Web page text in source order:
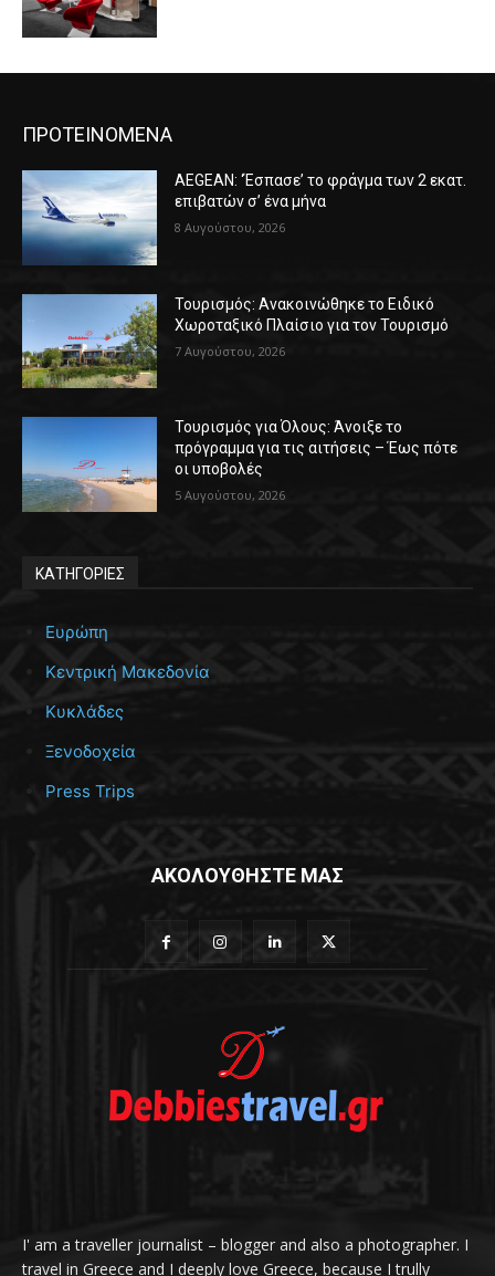
ΠΡΟΤΕΙΝΟΜΕΝΑ
AEGEAN: ‘Έσπασε’ το φράγμα των 2 εκατ.
επιβατών σ’ ένα μήνα
8 Αυγούστου, 2026
Τουρισμός: Ανακοινώθηκε το Ειδικό
Χωροταξικό Πλαίσιο για τον Τουρισμό
7 Αυγούστου, 2026
Τουρισμός για Όλους: Άνοιξε το
πρόγραμμα για τις αιτήσεις – Έως πότε
οι υποβολές
5 Αυγούστου, 2026
ΚΑΤΗΓΟΡΙΕΣ
Ευρώπη
Κεντρική Μακεδονία
Κυκλάδες
Ξενοδοχεία
Press Trips
ΑΚΟΛΟΥΘΗΣΤΕ ΜΑΣ
I' am a traveller journalist – blogger and also a photographer. I
travel in Greece and I deeply love Greece, because I trully